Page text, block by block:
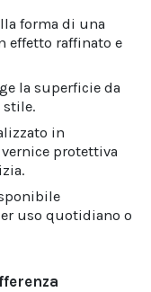
forma di una
effetto raffinato e
la superficie da
stile.
in
protettiva
uso quotidiano o